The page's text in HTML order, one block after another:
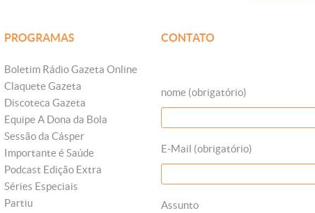
PROGRAMAS
Boletim Rádio Gazeta Online
Claquete Gazeta
Discoteca Gazeta
Equipe A Dona da Bola
Sessão da Cásper
Importante é Saúde
Podcast Edição Extra
Séries Especiais
Partiu
CONTATO
nome (obrigatório)
E-Mail (obrigatório)
Assunto